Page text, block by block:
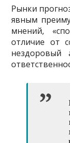
Рынки
явным
мнений,
отличие от
нездоровый